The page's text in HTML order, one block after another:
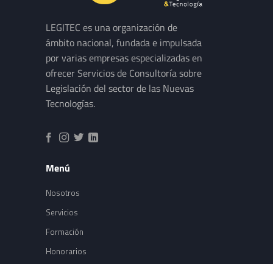
LEGITEC es una organización de
ámbito nacional, fundada e impulsada
por varias empresas especializadas en
ofrecer Servicios de Consultoría sobre
Legislación del sector de las Nuevas
Tecnologías.
Menú
Nosotros
Servicios
Formación
Honorarios